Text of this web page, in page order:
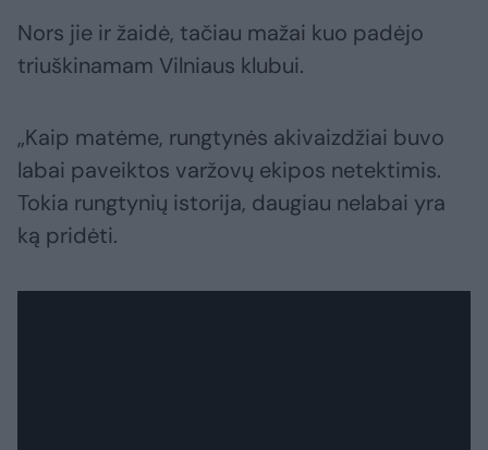
Nors jie ir žaidė, tačiau mažai kuo padėjo
triuškinamam Vilniaus klubui.
„Kaip matėme, rungtynės akivaizdžiai buvo
labai paveiktos varžovų ekipos netektimis.
Tokia rungtynių istorija, daugiau nelabai yra
ką pridėti.